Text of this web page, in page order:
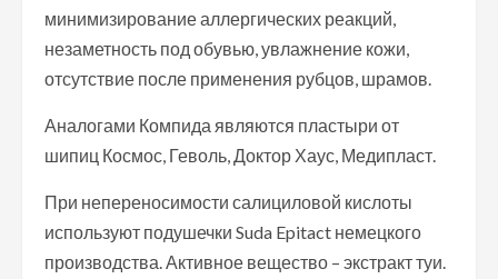
минимизирование аллергических реакций,
незаметность под обувью, увлажнение кожи,
отсутствие после применения рубцов, шрамов.
Аналогами Компида являются пластыри от
шипиц Космос, Геволь, Доктор Хаус, Медипласт.
При непереносимости салициловой кислоты
используют подушечки Suda Epitact немецкого
производства. Активное вещество – экстракт туи.